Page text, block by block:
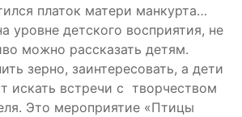
платок матери манкурта…
уровне детского восприятия, не
можно рассказать детям.
зерно, заинтересовать, а дети
искать встречи с творчеством
Это мероприятие «Птицы